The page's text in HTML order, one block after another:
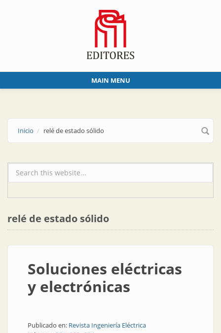
MAIN MENU
Inicio relé de estado sólido
Formulario de búsqueda
relé de estado sólido
Soluciones eléctricas
y electrónicas
Publicado en: Revista Ingeniería Eléctrica